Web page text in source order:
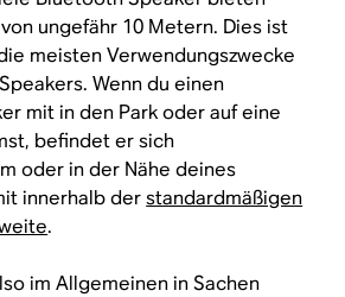
ungefähr 10 Metern. Dies ist
meisten Verwendungszwecke
Wenn du einen
mit in den Park oder auf eine
befindet er sich
oder in der Nähe deines
innerhalb derstandardmäßigen
.
im Allgemeinen in Sachen